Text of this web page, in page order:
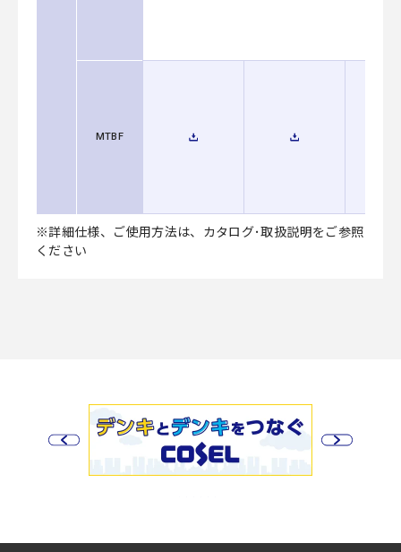
MTBF
※詳細仕様、ご使用方法は、カタログ･取扱説明をご参照
ください